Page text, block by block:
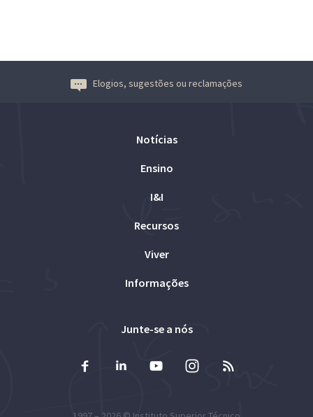
Elogios, sugestões ou reclamações
Notícias
Ensino
I&I
Recursos
Viver
Informações
Junte-se a nós